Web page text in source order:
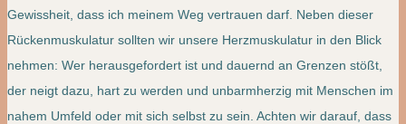
Gewissheit, dass ich meinem Weg vertrauen darf. Neben dieser
Rückenmuskulatur sollten wir unsere Herzmuskulatur in den Blick
nehmen: Wer herausgefordert ist und dauernd an Grenzen stößt,
der neigt dazu, hart zu werden und unbarmherzig mit Menschen im
nahem Umfeld oder mit sich selbst zu sein. Achten wir darauf, dass